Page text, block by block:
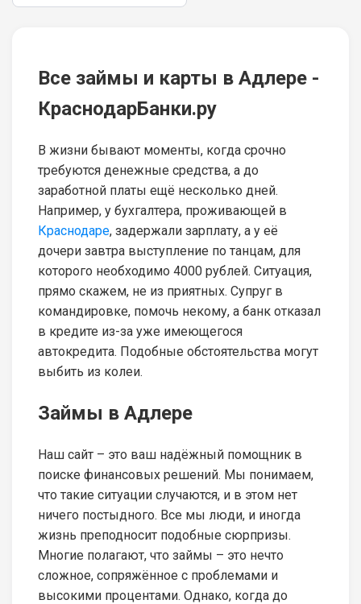
Все займы и карты в Адлере -
КраснодарБанки.ру
В жизни бывают моменты, когда срочно
требуются денежные средства, а до
заработной платы ещё несколько дней.
Например, у бухгалтера, проживающей в
Краснодаре, задержали зарплату, а у её
дочери завтра выступление по танцам, для
которого необходимо 4000 рублей. Ситуация,
прямо скажем, не из приятных. Супруг в
командировке, помочь некому, а банк отказал
в кредите из-за уже имеющегося
автокредита. Подобные обстоятельства могут
выбить из колеи.
Займы в Адлере
Наш сайт – это ваш надёжный помощник в
поиске финансовых решений. Мы понимаем,
что такие ситуации случаются, и в этом нет
ничего постыдного. Все мы люди, и иногда
жизнь преподносит подобные сюрпризы.
Многие полагают, что займы – это нечто
сложное, сопряжённое с проблемами и
высокими процентами. Однако, когда до